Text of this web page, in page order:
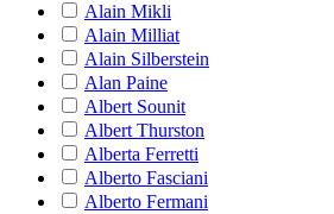
Alain Mikli
Alain Milliat
Alain Silberstein
Alan Paine
Albert Sounit
Albert Thurston
Alberta Ferretti
Alberto Fasciani
Alberto Fermani